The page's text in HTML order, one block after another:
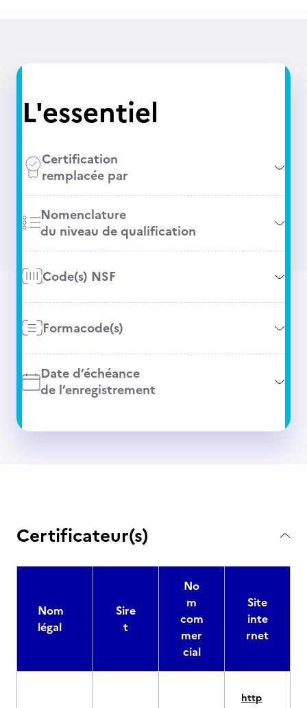
L'essentiel
Certification
remplacée par
Nomenclature
du niveau de qualification
Code(s) NSF
Formacode(s)
Date d’échéance
de l’enregistrement
Certificateur(s)
Nom
légal
Sire
t
No
m
com
mer
cial
Site
inte
rnet
http